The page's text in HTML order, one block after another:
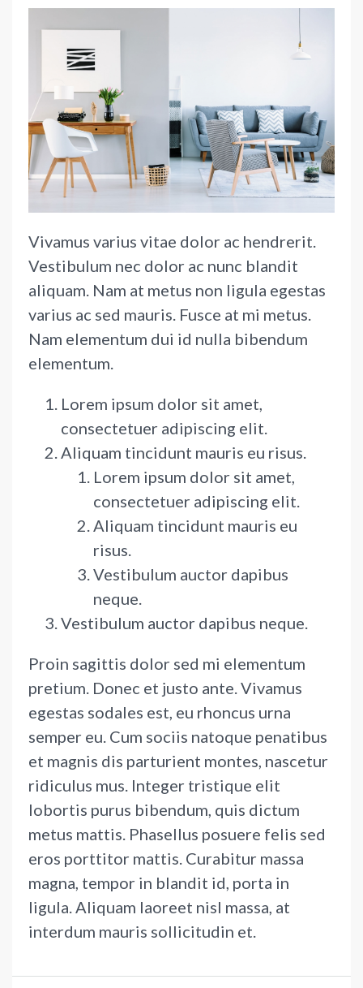
Vivamus varius vitae dolor ac hendrerit.
Vestibulum nec dolor ac nunc blandit
aliquam. Nam at metus non ligula egestas
varius ac sed mauris. Fusce at mi metus.
Nam elementum dui id nulla bibendum
elementum.
Lorem ipsum dolor sit amet,
consectetuer adipiscing elit.
Aliquam tincidunt mauris eu risus.
Lorem ipsum dolor sit amet,
consectetuer adipiscing elit.
Aliquam tincidunt mauris eu
risus.
Vestibulum auctor dapibus
neque.
Vestibulum auctor dapibus neque.
Proin sagittis dolor sed mi elementum
pretium. Donec et justo ante. Vivamus
egestas sodales est, eu rhoncus urna
semper eu. Cum sociis natoque penatibus
et magnis dis parturient montes, nascetur
ridiculus mus. Integer tristique elit
lobortis purus bibendum, quis dictum
metus mattis. Phasellus posuere felis sed
eros porttitor mattis. Curabitur massa
magna, tempor in blandit id, porta in
ligula. Aliquam laoreet nisl massa, at
interdum mauris sollicitudin et.